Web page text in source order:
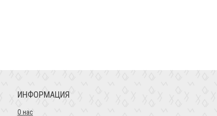
ИНФОРМАЦИЯ
О нас